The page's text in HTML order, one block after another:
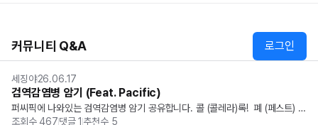
커뮤니티 Q&A 로그인
세징야26.06.17
검역감염병 암기 (Feat. Pacific)
퍼씨픽에 나와있는 검역감염병 암기 공유합니다. 콜 (콜레라)록!  폐 (페스트) 에
(에볼라) 안좋은  황 (황열) 사 (SARS)가  중 (중동호흡기증후군) 동 (동물인플
조회수467댓글1추천수 5